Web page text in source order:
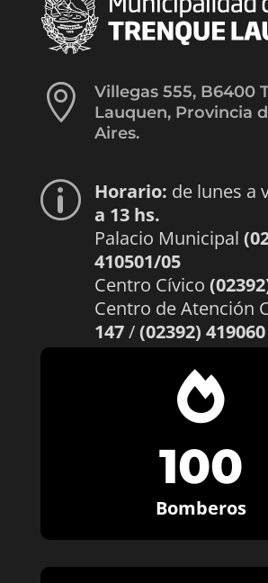

Villegas 555, B6400
Lauquen, Provincia
Aires.
p Horario: de lunes a
a 13 hs.
Palacio Municipal
410501/05
Centro Cívico
Centro de Atención
147/(02392) 419060

100
Bomberos